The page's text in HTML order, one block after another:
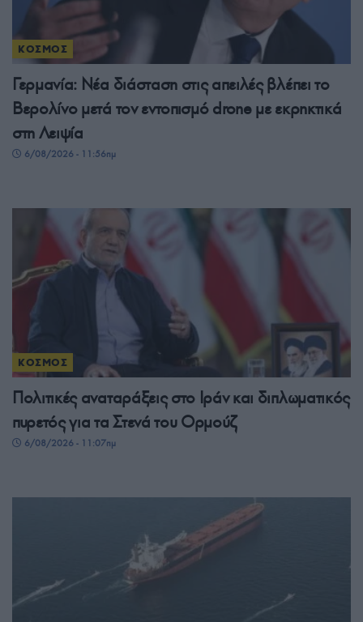
ΚΟΣΜΟΣ
Γερμανία: Νέα διάσταση στις απειλές βλέπει το
Βερολίνο μετά τον εντοπισμό drone με εκρηκτικά
στη Λειψία
6/08/2026 - 11:56πμ
ΚΟΣΜΟΣ
Πολιτικές αναταράξεις στο Ιράν και διπλωματικός
πυρετός για τα Στενά του Ορμούζ
6/08/2026 - 11:07πμ